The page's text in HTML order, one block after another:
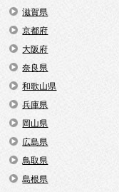
滋賀県
京都府
大阪府
奈良県
和歌山県
兵庫県
岡山県
広島県
鳥取県
島根県